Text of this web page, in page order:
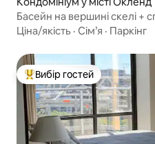
Басейн на вершині скелі +
хвилини пішки до пляжу та
Ціна/якість · Сім’я · Паркінг
Топ вибір гостей
Вибір гостей